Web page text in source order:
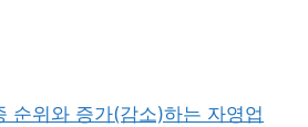
순위와 증가(감소)하는 자영업